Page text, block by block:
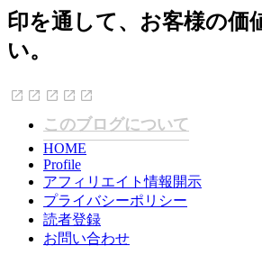
印を通して、お客様の価
い。
このブログについて
HOME
Profile
アフィリエイト情報開示
プライバシーポリシー
読者登録
お問い合わせ